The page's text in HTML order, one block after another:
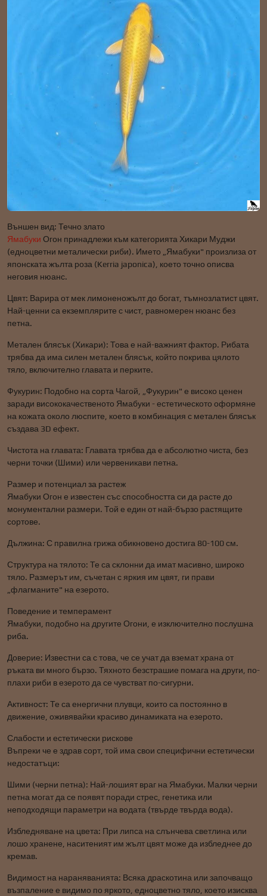
Външен вид: Течно злато
Ямабуки Огон принадлежи към категорията Хикари Муджи
(едноцветни металически риби). Името „Ямабуки" произлиза от
японската жълта роза (Kerria japonica), което точно описва
неговия нюанс.
Цвят: Варира от мек лимоненожълт до богат, тъмнозлатист цвят.
Най-ценни са екземплярите с чист, равномерен нюанс без
петна.
Метален блясък (Хикари): Това е най-важният фактор. Рибата
трябва да има силен метален блясък, който покрива цялото
тяло, включително главата и перките.
Фукурин: Подобно на сорта Чагой, „Фукурин" е високо ценен
заради висококачественото Ямабуки - естетическото оформяне
на кожата около люспите, което в комбинация с метален блясък
създава 3D ефект.
Чистота на главата: Главата трябва да е абсолютно чиста, без
черни точки (Шими) или червеникави петна.
Размер и потенциал за растеж
Ямабуки Огон е известен със способността си да расте до
монументални размери. Той е един от най-бързо растящите
сортове.
Дължина: С правилна грижа обикновено достига 80-100 см.
Структура на тялото: Те са склонни да имат масивно, широко
тяло. Размерът им, съчетан с яркия им цвят, ги прави
„флагманите" на езерото.
Поведение и темперамент
Ямабуки, подобно на другите Огони, е изключително послушна
риба.
Доверие: Известни са с това, че се учат да вземат храна от
ръката ви много бързо. Тяхното безстрашие помага на други, по-
плахи риби в езерото да се чувстват по-сигурни.
Активност: Те са енергични плувци, които са постоянно в
движение, оживявайки красиво динамиката на езерото.
Слабости и естетически рискове
Въпреки че е здрав сорт, той има свои специфични естетически
недостатъци:
Шими (черни петна): Най-лошият враг на Ямабуки. Малки черни
петна могат да се появят поради стрес, генетика или
неподходящи параметри на водата (твърде твърда вода).
Избледняване на цвета: При липса на слънчева светлина или
лошо хранене, наситеният им жълт цвят може да избледнее до
кремав.
Видимост на нараняванията: Всяка драскотина или започващо
възпаление е видимо по яркото, едноцветно тяло, което изисква